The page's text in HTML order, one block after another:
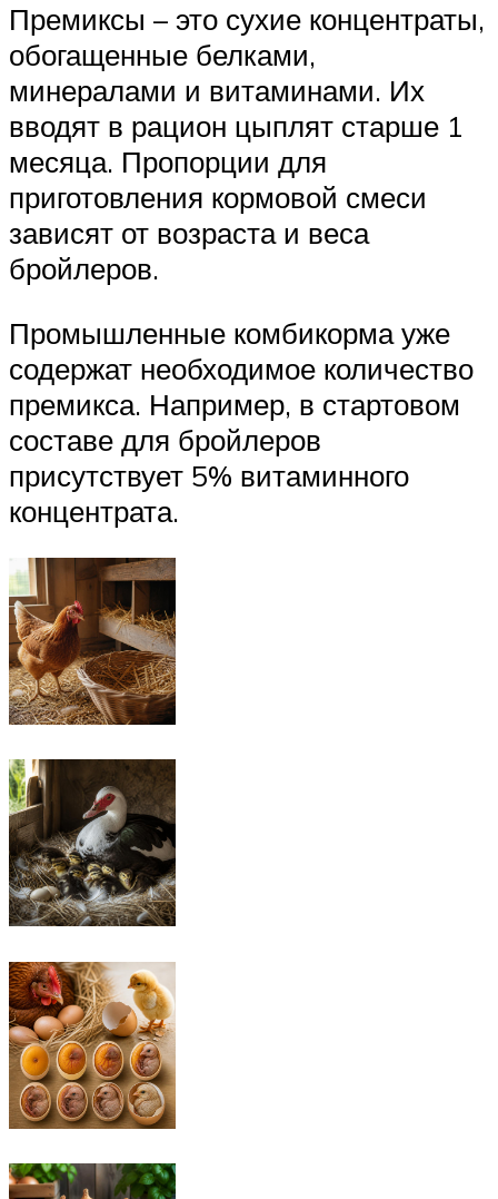
Премиксы – это сухие концентраты,
обогащенные белками,
минералами и витаминами. Их
вводят в рацион цыплят старше 1
месяца. Пропорции для
приготовления кормовой смеси
зависят от возраста и веса
бройлеров.
Промышленные комбикорма уже
содержат необходимое количество
премикса. Например, в стартовом
составе для бройлеров
присутствует 5% витаминного
концентрата.